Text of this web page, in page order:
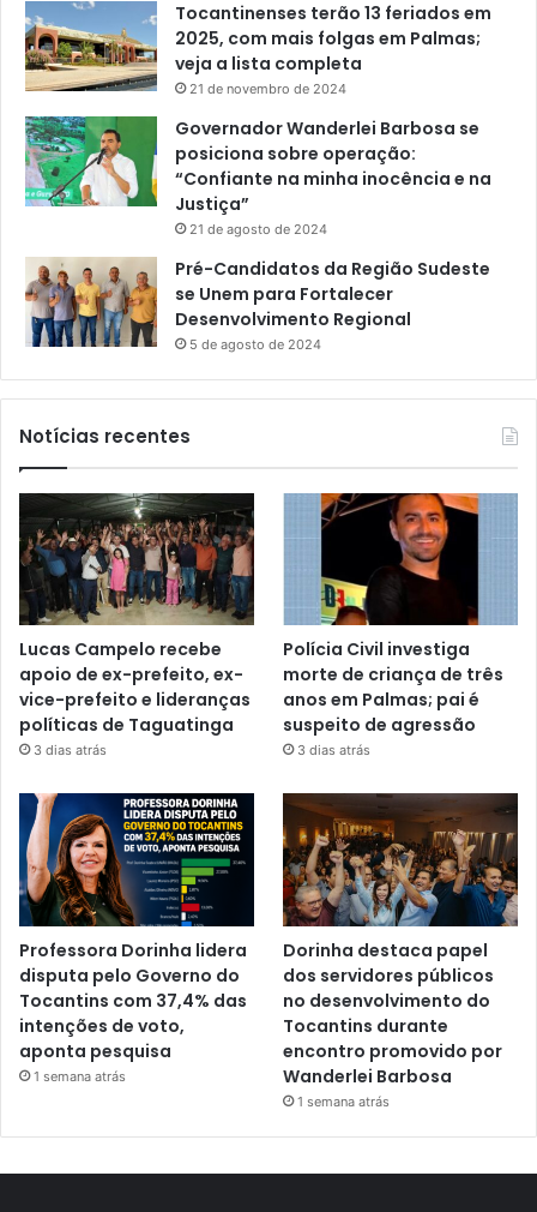
Tocantinenses terão 13 feriados em
2025, com mais folgas em Palmas;
veja a lista completa
21 de novembro de 2024
Governador Wanderlei Barbosa se
posiciona sobre operação:
“Confiante na minha inocência e na
Justiça”
21 de agosto de 2024
Pré-Candidatos da Região Sudeste
se Unem para Fortalecer
Desenvolvimento Regional
5 de agosto de 2024
Notícias recentes
Lucas Campelo recebe
apoio de ex-prefeito, ex-
vice-prefeito e lideranças
políticas de Taguatinga
3 dias atrás
Polícia Civil investiga
morte de criança de três
anos em Palmas; pai é
suspeito de agressão
3 dias atrás
Professora Dorinha lidera
disputa pelo Governo do
Tocantins com 37,4% das
intenções de voto,
aponta pesquisa
1 semana atrás
Dorinha destaca papel
dos servidores públicos
no desenvolvimento do
Tocantins durante
encontro promovido por
Wanderlei Barbosa
1 semana atrás